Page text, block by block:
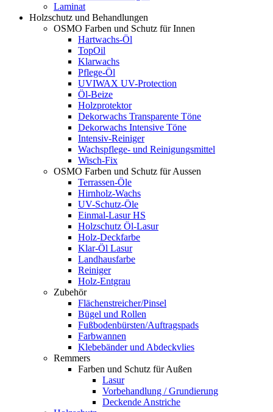
Laminat
Holzschutz und Behandlungen
OSMO Farben und Schutz für Innen
Hartwachs-Öl
TopOil
Klarwachs
Pflege-Öl
UVIWAX UV-Protection
Öl-Beize
Holzprotektor
Dekorwachs Transparente Töne
Dekorwachs Intensive Töne
Intensiv-Reiniger
Wachspflege- und Reinigungsmittel
Wisch-Fix
OSMO Farben und Schutz für Aussen
Terrassen-Öle
Hirnholz-Wachs
UV-Schutz-Öle
Einmal-Lasur HS
Holzschutz Öl-Lasur
Holz-Deckfarbe
Klar-Öl Lasur
Landhausfarbe
Reiniger
Holz-Entgrau
Zubehör
Flächenstreicher/Pinsel
Bügel und Rollen
Fußbodenbürsten/Auftragspads
Farbwannen
Klebebänder und Abdeckvlies
Remmers
Farben und Schutz für Außen
Lasur
Vorbehandlung / Grundierung
Deckende Anstriche